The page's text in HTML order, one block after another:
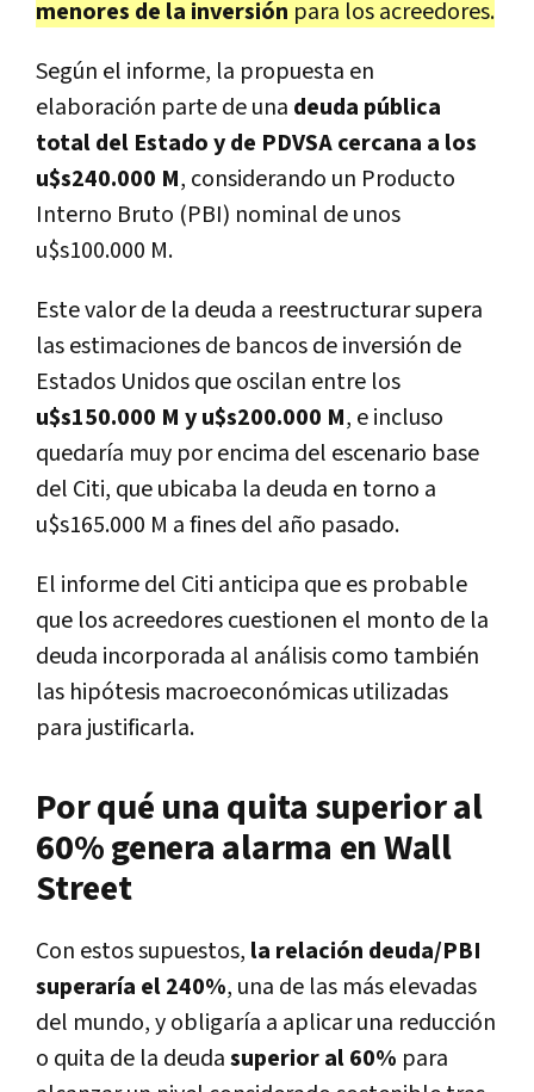
menores de la inversión para los acreedores.
Según el informe, la propuesta en
elaboración parte de una deuda pública
total del Estado y de PDVSA cercana a los
u$s240.000 M, considerando un Producto
Interno Bruto (PBI) nominal de unos
u$s100.000 M.
Este valor de la deuda a reestructurar supera
las estimaciones de bancos de inversión de
Estados Unidos que oscilan entre los
u$s150.000 M y u$s200.000 M, e incluso
quedaría muy por encima del escenario base
del Citi, que ubicaba la deuda en torno a
u$s165.000 M a fines del año pasado.
El informe del Citi anticipa que es probable
que los acreedores cuestionen el monto de la
deuda incorporada al análisis como también
las hipótesis macroeconómicas utilizadas
para justificarla.
Por qué una quita superior al
60% genera alarma en Wall
Street
Con estos supuestos, la relación deuda/PBI
superaría el 240%, una de las más elevadas
del mundo, y obligaría a aplicar una reducción
o quita de la deudasuperior al 60% para